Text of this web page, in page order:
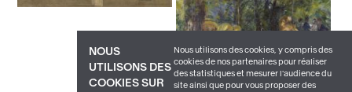
NOUS
UTILISONS DES
COOKIES SUR
Nous utilisons des cookies, y compris des
cookies de nos partenaires pour réaliser
des statistiques et mesurer l'audience du
site ainsi que pour vous proposer des